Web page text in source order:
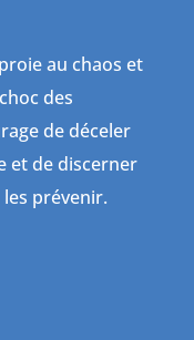
au chaos et
des
de déceler
et de discerner
prévenir.